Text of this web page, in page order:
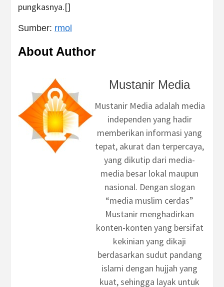
pungkasnya.[]
Sumber: rmol
About Author
Mustanir Media
Mustanir Media adalah media
independen yang hadir
memberikan informasi yang
tepat, akurat dan terpercaya,
yang dikutip dari media-
media besar lokal maupun
nasional. Dengan slogan
“media muslim cerdas”
Mustanir menghadirkan
konten-konten yang bersifat
kekinian yang dikaji
berdasarkan sudut pandang
islami dengan hujjah yang
kuat, sehingga layak untuk